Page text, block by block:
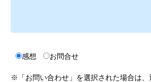
感想 お問合せ
※「お問い合わせ」を選択された場合は、